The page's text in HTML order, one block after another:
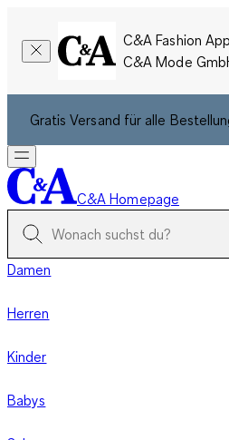
C&A Fashion App
C&A Mode
Gratis Versand für alle
C&A Homepage
Damen
Herren
Kinder
Babys